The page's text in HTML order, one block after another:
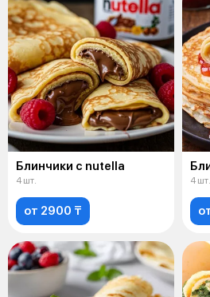
Блинчики с nutella
4 шт.
от 2900 ₸
4 шт.